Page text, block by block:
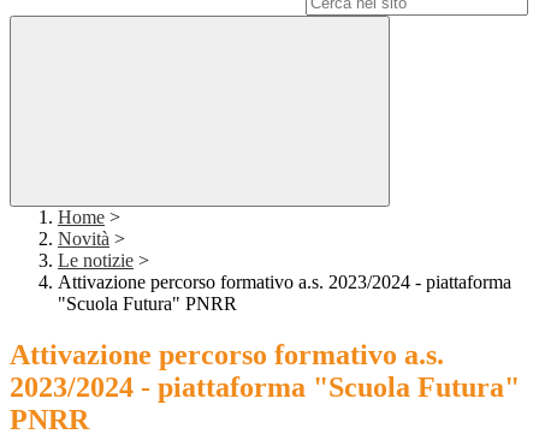
Home >
Novità >
Le notizie >
Attivazione percorso formativo a.s. 2023/2024 - piattaforma
"Scuola Futura" PNRR
Attivazione percorso formativo a.s.
2023/2024 - piattaforma "Scuola Futura"
PNRR